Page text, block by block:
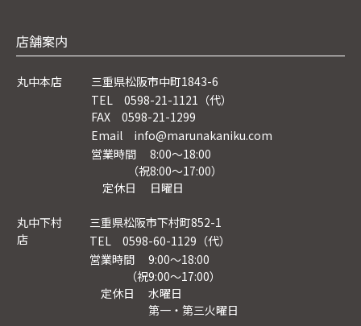
店舗案内
丸中本店
三重県松阪市中町1843-6
TEL 0598-21-1121（代）
FAX 0598-21-1299
Email info@marunakaniku.com
営業時間 8:00～18:00
（祝8:00〜17:00）
定休日 日曜日
丸中下村
店
三重県松阪市下村町852-1
TEL 0598-60-1129（代）
営業時間 9:00～18:00
（祝9:00〜17:00）
定休日 水曜日
第一・第三火曜日